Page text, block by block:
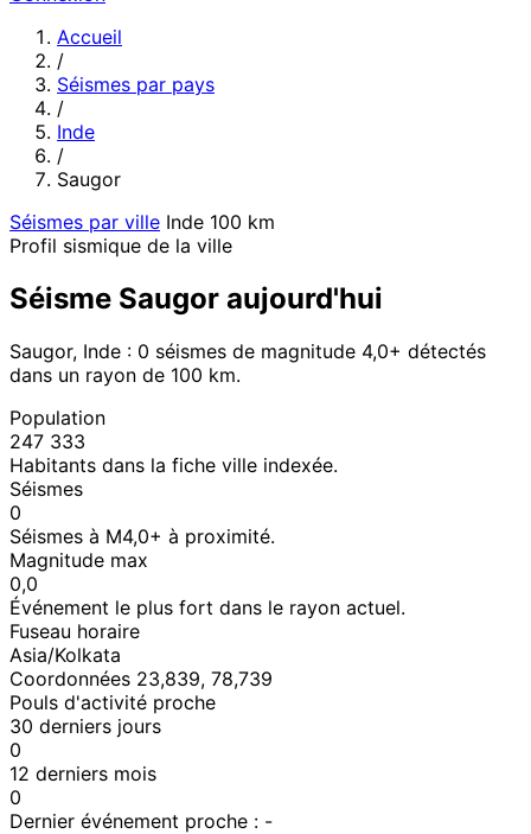
Accueil
/
Séismes par pays
/
Inde
/
Saugor
Séismes par ville Inde 100 km
Profil sismique de la ville
Séisme Saugor aujourd'hui
Saugor, Inde : 0 séismes de magnitude 4,0+ détectés
dans un rayon de 100 km.
Population
247 333
Habitants dans la fiche ville indexée.
Séismes
0
Séismes à M4,0+ à proximité.
Magnitude max
0,0
Événement le plus fort dans le rayon actuel.
Fuseau horaire
Asia/Kolkata
Coordonnées 23,839, 78,739
Pouls d'activité proche
30 derniers jours
0
12 derniers mois
0
Dernier événement proche : -